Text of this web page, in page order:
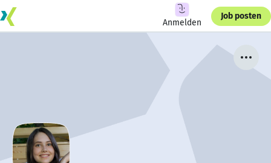
Anmelden
Job posten